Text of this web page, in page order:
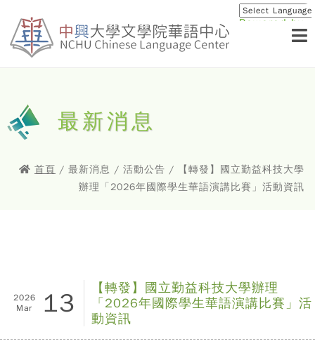
Powered by
最新消息
首頁 / 最新消息 / 活動公告 / 【轉發】國立勤益科技大學
辦理「2026年國際學生華語演講比賽」活動資訊
2026
Mar
13
【轉發】國立勤益科技大學辦理
「2026年國際學生華語演講比賽」活
動資訊